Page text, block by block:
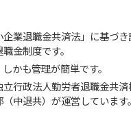
業退職金共済法」に基づ
金制度です。
かも管理が簡単です。
立行政法人勤労者退職金共
中退共）が運営しています。